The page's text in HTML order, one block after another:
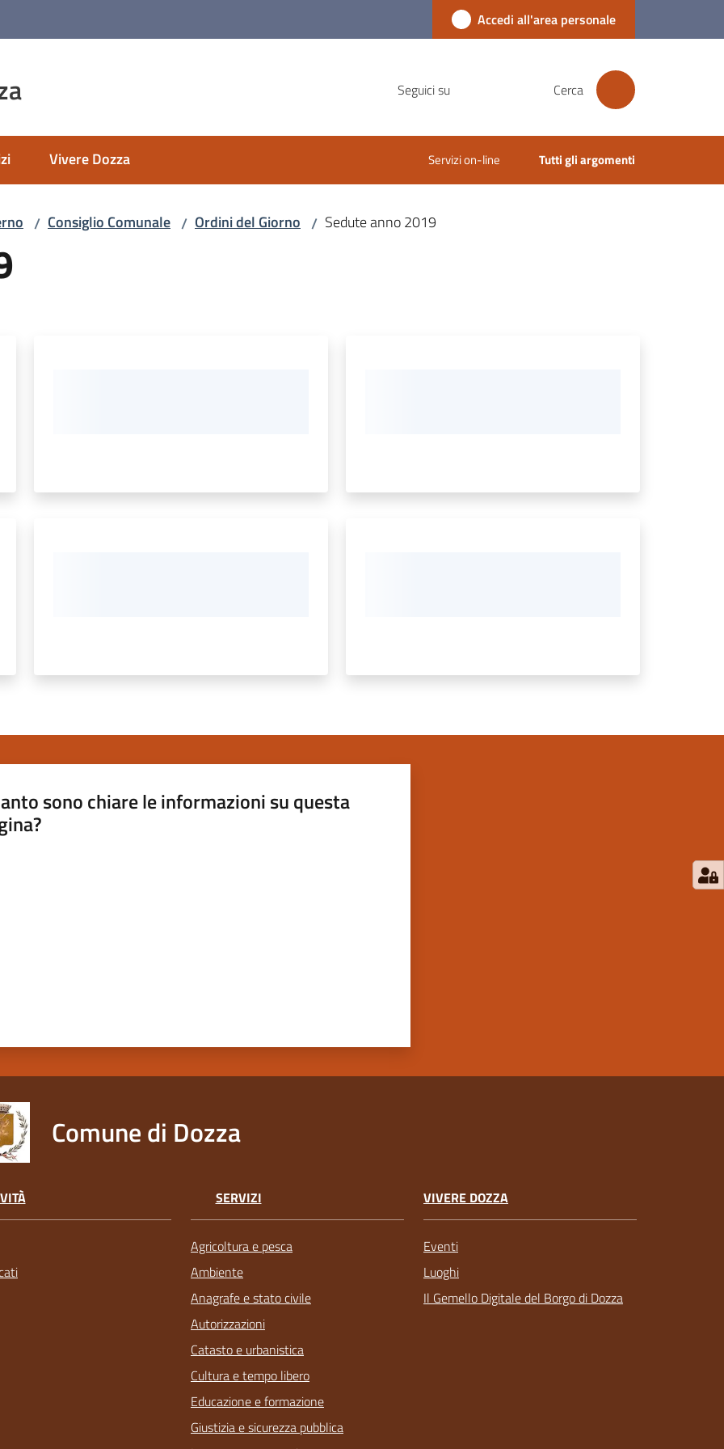
Accedi all'area personale
Seguici su Cerca
Vivere Dozza Servizi on-line Tutti gli argomenti
/ Consiglio Comunale / Ordini del Giorno / Sedute anno 2019
sono chiare le informazioni su questa
Comune di Dozza
SERVIZI
Agricoltura e pesca
Ambiente
Anagrafe e stato civile
Autorizzazioni
Catasto e urbanistica
Cultura e tempo libero
Educazione e formazione
Giustizia e sicurezza pubblica
VIVERE DOZZA
Eventi
Luoghi
Il Gemello Digitale del Borgo di Dozza